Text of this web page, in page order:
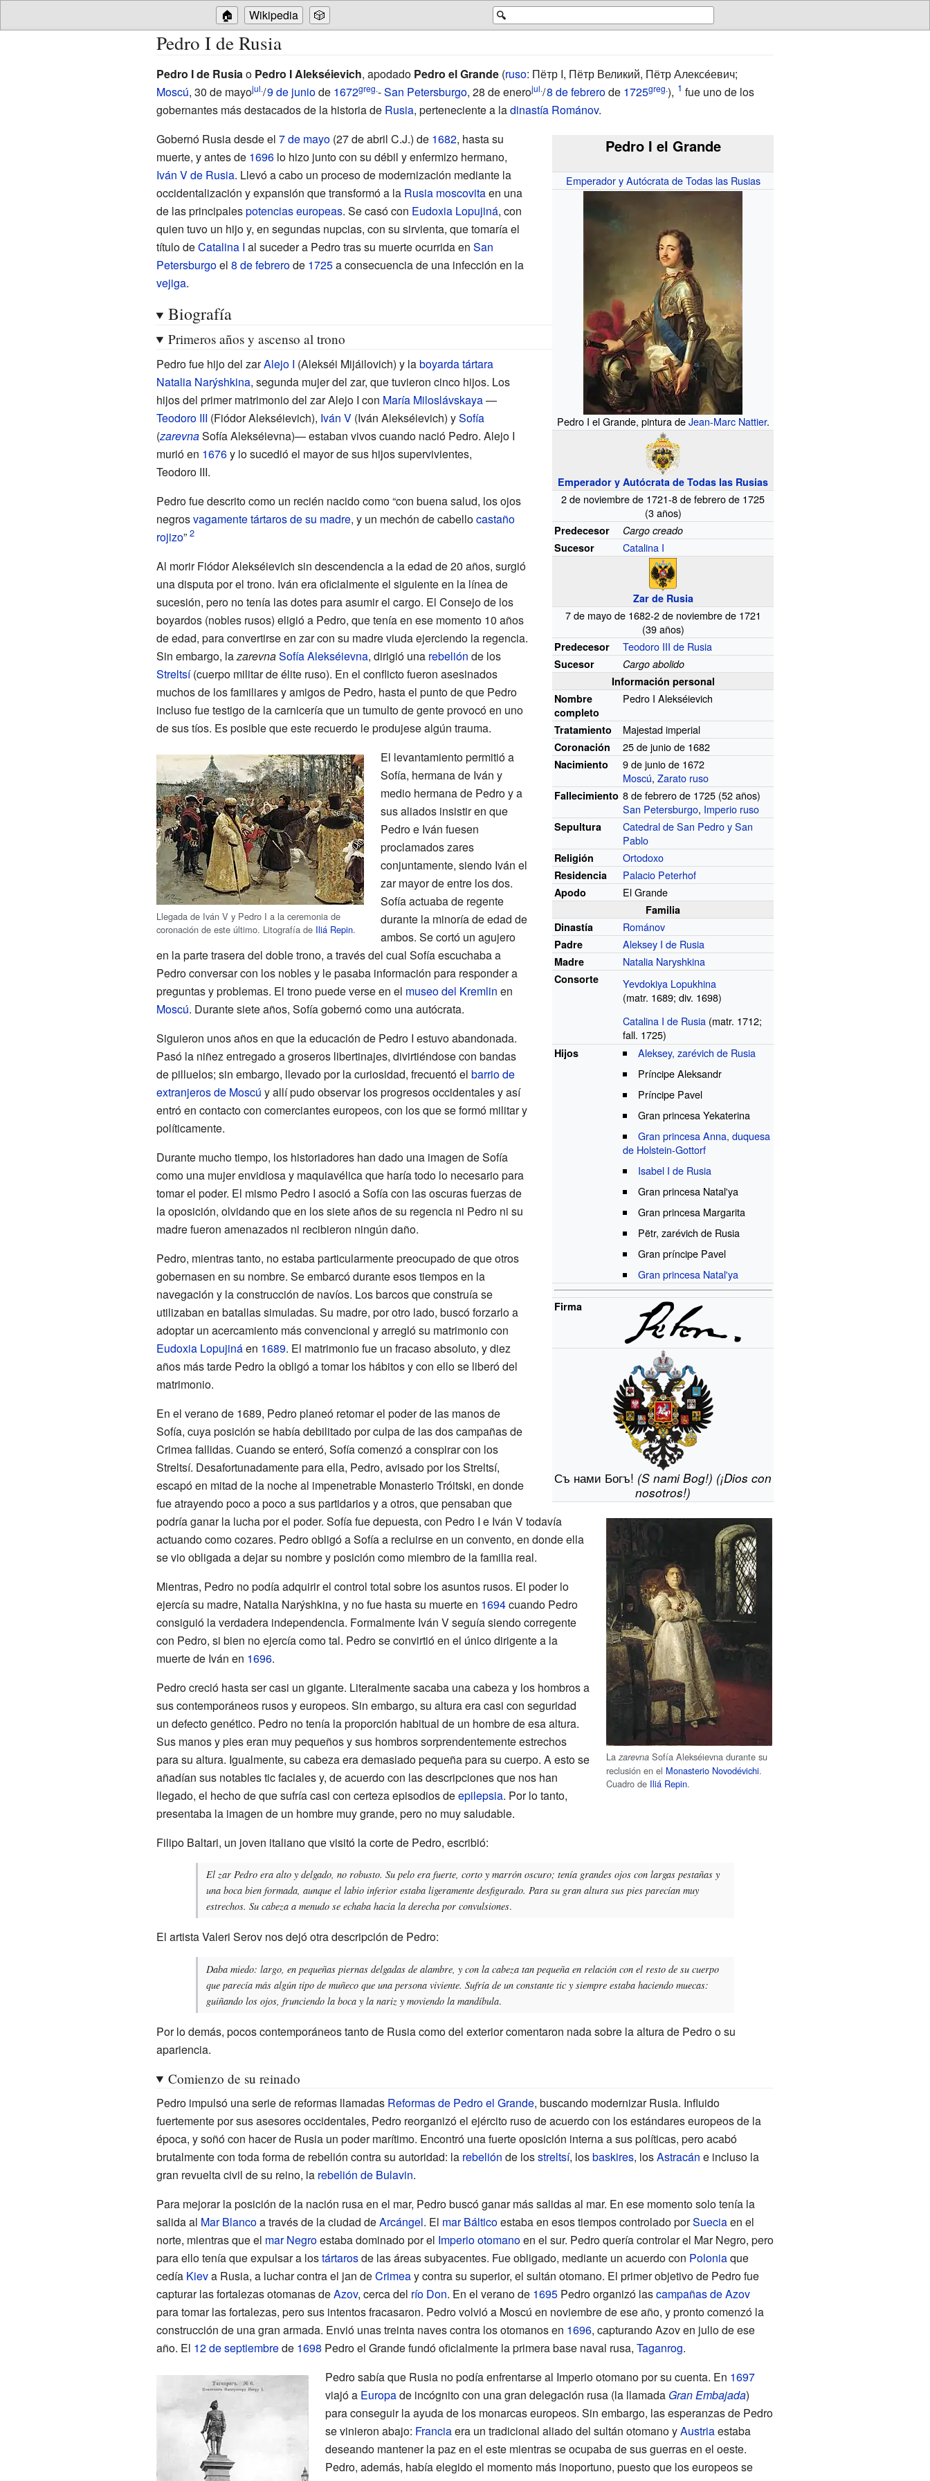
🔍
🏠 Wikipedia 🎲
Pedro I de Rusia
Pedro I de Rusia o Pedro I Alekséievich, apodado Pedro el Grande(ruso: Пётр I, Пётр Великий, Пётр Алексéевич;
Moscú, 30 de mayojul. /9 de juniode 1672greg. -San Petersburgo, 28 de enerojul. /8 de febrerode 1725greg.),
fue uno de los
gobernantes más destacados de la historia de Rusia, perteneciente a ladinastía Románov.
Pedro I el Grande
Emperador y Autócrata de Todas las Rusias
Pedro I el Grande, pintura deJean-Marc Nattier.
Emperador y Autócrata de Todas las Rusias
2 de noviembre de 1721-8 de febrero de 1725
(3años)
Predecesor
Cargo creado
Sucesor
Catalina I
Zar de Rusia
7 de mayo de 1682-2 de noviembre de 1721
(39años)
Predecesor Teodoro III de Rusia
Sucesor
Cargo abolido
Información personal
Nombre
completo
Pedro I Alekséievich
Tratamiento Majestad imperial
Coronación 25 de junio de 1682
Nacimiento
9 de junio de 1672
Moscú,Zarato ruso
Fallecimiento 8 de febrero de 1725 (52 años)
San Petersburgo, Imperio ruso
Sepultura
Catedral de San Pedro y San
Pablo
Religión Ortodoxo
Residencia Palacio Peterhof
Apodo El Grande
Familia
Dinastía
Románov
Padre Aleksey I de Rusia
Madre Natalia Naryshkina
Consorte
Yevdokiya Lopukhina
(matr. 1689; div. 1698)
Catalina I de Rusia (matr. 1712;
fall. 1725)
Hijos
Aleksey, zarévich de Rusia
Príncipe Aleksandr
Príncipe Pavel
Gran princesa Yekaterina
Gran princesa Anna, duquesa
de Holstein-Gottorf
Isabel I de Rusia
Gran princesa Natalʹya
Gran princesa Margarita
Pëtr, zarévich de Rusia
Gran príncipe Pavel
Gran princesa Natalʹya
Firma
Съ нами Богъ! (S nami Bog!) (¡Dios con
nosotros!)
Gobernó Rusia desde el 7 de mayo(27 de abril C.J.) de 1682, hasta su
muerte, y antes de 1696lo hizo junto con su débil y enfermizo hermano,
Iván V de Rusia. Llevó a cabo un proceso de modernización mediante la
occidentalización y expansión que transformó a la Rusia moscovitaen una
de las principalespotenciaseuropeas. Se casó con Eudoxia Lopujiná, con
quien tuvo un hijo y, en segundas nupcias, con su sirvienta, que tomaría el
título deCatalina I al suceder a Pedro tras su muerte ocurrida en San
Petersburgoel 8 de febrerode 1725a consecuencia de una infección en la
vejiga.
Biografía
Primeros años y ascenso al trono
Pedro fue hijo del zarAlejo I (Alekséi Mijáilovich) y laboyardatártara
Natalia Narýshkina, segunda mujer del zar, que tuvieron cinco hijos. Los
hijos del primer matrimonio del zar Alejo I con María Miloslávskaya—
Teodoro III (Fiódor Alekséievich), Iván V(Iván Alekséievich) ySofía
(zarevnaSofía Alekséievna)— estaban vivos cuando nació Pedro. Alejo I
murió en 1676y lo sucedió el mayor de sus hijos supervivientes,
Teodoro III.
Pedro fue descrito como un recién nacido como “con buena salud, los ojos
negrosvagamente tártaros de su madre, y un mechón de cabellocastaño
rojizo”
Al morir Fiódor Alekséievich sin descendencia a la edad de 20 años, surgió
una disputa por el trono. Iván era oficialmente el siguiente en la línea de
sucesión, pero no tenía las dotes para asumir el cargo. El Consejo de los
boyardos (nobles rusos) eligió a Pedro, que tenía en ese momento 10 años
de edad, para convertirse en zar con su madre viuda ejerciendo la regencia.
Sin embargo, lazarevnaSofía Alekséievna, dirigió una rebelión de los
Streltsí(cuerpo militar de élite ruso). En el conflicto fueron asesinados
muchos de los familiares y amigos de Pedro, hasta el punto de que Pedro
incluso fue testigo de la carnicería que un tumulto de gente provocó en uno
de sus tíos. Es posible que este recuerdo le produjese algún trauma.
Llegada de Iván V y Pedro I a la ceremonia de
coronación de este último. Litografía de Iliá Repin.
El levantamiento permitió a
Sofía, hermana de Iván y
medio hermana de Pedro y a
sus aliados insistir en que
Pedro e Iván fuesen
proclamados zares
conjuntamente, siendo Iván el
zar mayor de entre los dos.
Sofía actuaba de regente
durante la minoría de edad de
ambos. Se cortó un agujero
en la parte trasera del doble trono, a través del cual Sofía escuchaba a
Pedro conversar con los nobles y le pasaba información para responder a
preguntas y problemas. El trono puede verse en el museo del Kremlin en
Moscú. Durante siete años, Sofía gobernó como una autócrata.
Siguieron unos años en que la educación de Pedro I estuvo abandonada.
Pasó la niñez entregado a groseros libertinajes, divirtiéndose con bandas
de pilluelos; sin embargo, llevado por la curiosidad, frecuentó el barrio de
extranjeros de Moscú y allí pudo observar los progresos occidentales y así
entró en contacto con comerciantes europeos, con los que se formó militar y
políticamente.
Durante mucho tiempo, los historiadores han dado una imagen de Sofía
como una mujer envidiosa y maquiavélica que haría todo lo necesario para
tomar el poder. El mismo Pedro I asoció a Sofía con las oscuras fuerzas de
la oposición, olvidando que en los siete años de su regencia ni Pedro ni su
madre fueron amenazados ni recibieron ningún daño.
Lazarevna Sofía Alekséievna durante su
reclusión en el Monasterio Novodévichi.
Cuadro de Iliá Repin.
Pedro, mientras tanto, no estaba particularmente preocupado de que otros
gobernasen en su nombre. Se embarcó durante esos tiempos en la
navegación y la construcción de navíos. Los barcos que construía se
utilizaban en batallas simuladas. Su madre, por otro lado, buscó forzarlo a
adoptar un acercamiento más convencional y arregló su matrimonio con
Eudoxia Lopujináen 1689. El matrimonio fue un fracaso absoluto, y diez
años más tarde Pedro la obligó a tomar los hábitos y con ello se liberó del
matrimonio.
En el verano de 1689, Pedro planeó retomar el poder de las manos de
Sofía, cuya posición se había debilitado por culpa de las dos campañas de
Crimea fallidas. Cuando se enteró, Sofía comenzó a conspirar con los
Streltsí. Desafortunadamente para ella, Pedro, avisado por los Streltsí,
escapó en mitad de la noche al impenetrable Monasterio Tróitski, en donde
fue atrayendo poco a poco a sus partidarios y a otros, que pensaban que
podría ganar la lucha por el poder. Sofía fue depuesta, con Pedro I e Iván V todavía
actuando como cozares. Pedro obligó a Sofía a recluirse en un convento, en donde ella
se vio obligada a dejar su nombre y posición como miembro de la familia real.
Mientras, Pedro no podía adquirir el control total sobre los asuntos rusos. El poder lo
ejercía su madre, Natalia Narýshkina, y no fue hasta su muerte en 1694cuando Pedro
consiguió la verdadera independencia. Formalmente Iván V seguía siendo corregente
con Pedro, si bien no ejercía como tal. Pedro se convirtió en el único dirigente a la
muerte de Iván en 1696.
Pedro creció hasta ser casi un gigante. Literalmente sacaba una cabeza y los hombros a
sus contemporáneos rusos y europeos. Sin embargo, su altura era casi con seguridad
un defecto genético. Pedro no tenía la proporción habitual de un hombre de esa altura.
Sus manos y pies eran muy pequeños y sus hombros sorprendentemente estrechos
para su altura. Igualmente, su cabeza era demasiado pequeña para su cuerpo. A esto se
añadían sus notables tic faciales y, de acuerdo con las descripciones que nos han
llegado, el hecho de que sufría casi con certeza episodios deepilepsia. Por lo tanto,
presentaba la imagen de un hombre muy grande, pero no muy saludable.
Filipo Baltari, un joven italiano que visitó la corte de Pedro, escribió:
El zar Pedro era alto y delgado, no robusto. Su pelo era fuerte, corto y marrón oscuro; tenía grandes ojos con largas pestañas y
una boca bien formada, aunque el labio inferior estaba ligeramente desfigurado. Para su gran altura sus pies parecían muy
estrechos. Su cabeza a menudo se echaba hacia la derecha por convulsiones.
El artistaValeri Serovnos dejó otra descripción de Pedro:
Daba miedo: largo, en pequeñas piernas delgadas de alambre, y con la cabeza tan pequeña en relación con el resto de su cuerpo
que parecía más algún tipo de muñeco que una persona viviente. Sufría de un constante tic y siempre estaba haciendo muecas:
guiñando los ojos, frunciendo la boca y la nariz y moviendo la mandíbula.
Por lo demás, pocos contemporáneos tanto de Rusia como del exterior comentaron nada sobre la altura de Pedro o su
apariencia.
Comienzo de su reinado
Pedro impulsó una serie de reformas llamadas Reformas de Pedro el Grande, buscando modernizar Rusia. Influido
fuertemente por sus asesores occidentales, Pedro reorganizó el ejército ruso de acuerdo con los estándares europeos de la
época, y soñó con hacer de Rusia un poder marítimo. Encontró una fuerte oposición interna a sus políticas, pero acabó
brutalmente con toda forma de rebelión contra su autoridad: la rebelión de losstreltsí, losbaskires, losAstracán e incluso la
gran revuelta civil de su reino, la rebelión de Bulavin.
Para mejorar la posición de la nación rusa en el mar, Pedro buscó ganar más salidas al mar. En ese momento solo tenía la
salida al Mar Blancoa través de la ciudad deArcángel. El mar Bálticoestaba en esos tiempos controlado porSueciaen el
norte, mientras que el mar Negroestaba dominado por el Imperio otomanoen el sur. Pedro quería controlar el Mar Negro, pero
para ello tenía que expulsar a lostártarosde las áreas subyacentes. Fue obligado, mediante un acuerdo con Poloniaque
cedía Kieva Rusia, a luchar contra el jan deCrimeay contra su superior, el sultán otomano. El primer objetivo de Pedro fue
capturar las fortalezas otomanas deAzov, cerca del río Don. En el verano de 1695Pedro organizó lascampañas de Azov
para tomar las fortalezas, pero sus intentos fracasaron. Pedro volvió a Moscú en noviembre de ese año, y pronto comenzó la
construcción de una gran armada. Envió unas treinta naves contra los otomanos en 1696, capturando Azov en julio de ese
año. El 12 de septiembrede 1698 Pedro el Grande fundó oficialmente la primera base naval rusa, Taganrog.
Pedro sabía que Rusia no podía enfrentarse al Imperio otomano por su cuenta. En 1697
viajó a Europade incógnito con una gran delegación rusa (la llamada Gran Embajada)
para conseguir la ayuda de los monarcas europeos. Sin embargo, las esperanzas de Pedro
se vinieron abajo: Franciaera un tradicional aliado del sultán otomano yAustriaestaba
deseando mantener la paz en el este mientras se ocupaba de sus guerras en el oeste.
Pedro, además, había elegido el momento más inoportuno, puesto que los europeos se